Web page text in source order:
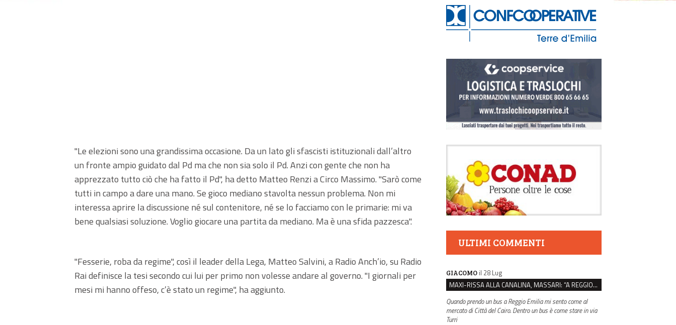
"Le elezioni sono una grandissima occasione. Da un lato gli sfascisti istituzionali dall’altro
un fronte ampio guidato dal Pd ma che non sia solo il Pd. Anzi con gente che non ha
apprezzato tutto ciò che ha fatto il Pd", ha detto Matteo Renzi a Circo Massimo. "Sarò come
tutti in campo a dare una mano. Se gioco mediano stavolta nessun problema. Non mi
interessa aprire la discussione né sul contenitore, né se lo facciamo con le primarie: mi va
bene qualsiasi soluzione. Voglio giocare una partita da mediano. Ma è una sfida pazzesca".
"Fesserie, roba da regime", così il leader della Lega, Matteo Salvini, a Radio Anch’io, su Radio
Rai definisce la tesi secondo cui lui per primo non volesse andare al governo. "I giornali per
mesi mi hanno offeso, c’è stato un regime", ha aggiunto.
ULTIMI COMMENTI
GIACOMO il 28 Lug
MAXI-RISSA ALLA CANALINA, MASSARI: “A REGGIO FATTI COSÌ GRAVI NON DEVONO TROVARE SPAZIO”
Quando prendo un bus a Reggio Emilia mi sento come al
mercato di Città del Cairo. Dentro un bus è come stare in via
Turri